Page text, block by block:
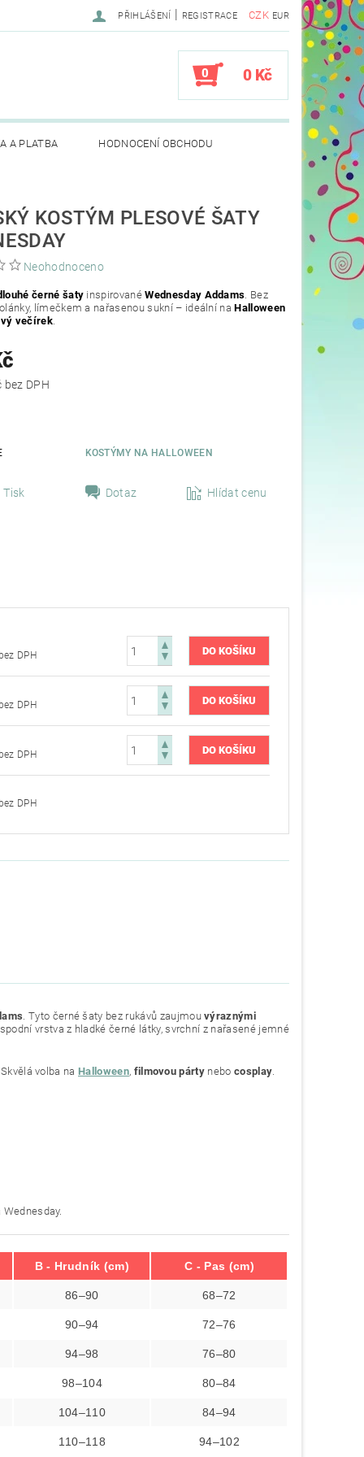
CZK EUR
PŘIHLÁŠENÍ | REGISTRACE
0 0 Kč
A PLATBA HODNOCENÍ OBCHODU
KOSTÝM PLESOVÉ ŠATY
Neohodnoceno
černé šaty inspirovanéWednesday Addams. Bez
límečkem a nařasenou sukní – ideální naHalloween
večírek.
716,53 Kč bez DPH
KOSTÝMY NA HALLOWEEN
Tisk Dotaz Hlídat cenu
716,53 Kč bez DPH
716,53 Kč bez DPH
716,53 Kč bez DPH
716,53 Kč bez DPH
. Tyto černé šaty bez rukávů zaujmouvýraznými
vrstva z hladké černé látky, svrchní z nařasené jemné
volba naHalloween, filmovou párty nebo cosplay.
B - Hrudník (cm) C - Pas (cm)
86–90 68–72
90–94 72–76
94–98 76–80
98–104 80–84
104–110 84–94
110–118 94–102